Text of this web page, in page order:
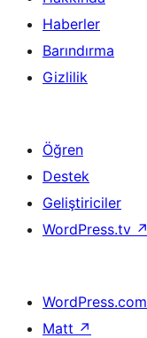
Haberler
Barındırma
Gizlilik
Öğren
Destek
Geliştiriciler
WordPress.tv ↗
WordPress.com
Matt ↗